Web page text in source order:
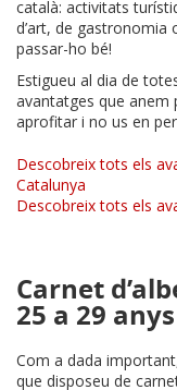
català: activitats
d’art, de
passar-ho bé!
Estigueu al dia de
avantatges que anem
aprofitar i no us en
Descobreix tots els
Catalunya
Descobreix tots els
Carnet
25 a 29
Com a dada
que disposeu de